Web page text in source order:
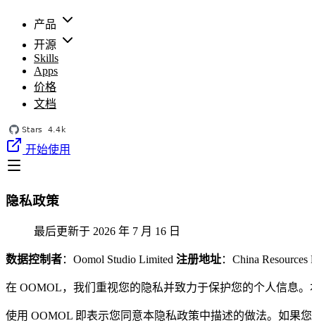
产品
开源
Skills
Apps
价格
文档
开始使用
隐私政策
最后更新于 2026 年 7 月 16 日
数据控制者：Oomol Studio Limited 注册地址：China
在 OOMOL，我们重视您的隐私并致力于保护您的个人信息
使用 OOMOL 即表示您同意本隐私政策中描述的做法。如果